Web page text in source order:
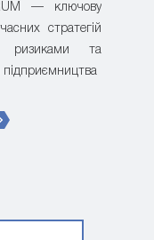
— ключову
стратегій
ризиками та
підприємництва